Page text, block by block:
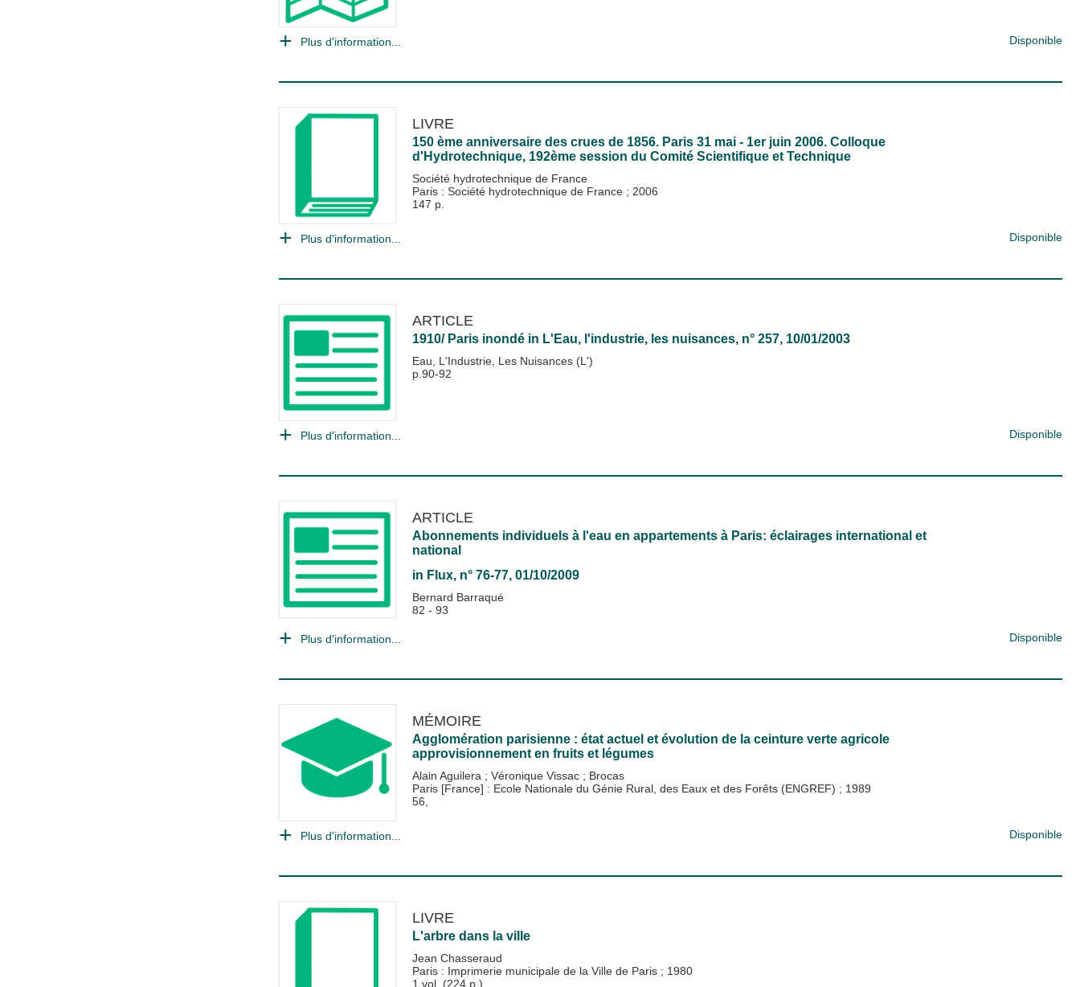
Plus d'information... Disponible
LIVRE
150 ème anniversaire des crues de 1856. Paris 31 mai - 1er juin 2006. Colloque
d'Hydrotechnique, 192ème session du Comité Scientifique et Technique
Société hydrotechnique de France
Paris : Société hydrotechnique de France ; 2006
147 p.
Plus d'information... Disponible
ARTICLE
1910/ Paris inondé in L'Eau, l'industrie, les nuisances, n° 257, 10/01/2003
Eau, L'Industrie, Les Nuisances (L')
p.90-92
Plus d'information... Disponible
ARTICLE
Abonnements individuels à l'eau en appartements à Paris: éclairages international et
national
in Flux, n° 76-77, 01/10/2009
Bernard Barraqué
82 - 93
Plus d'information... Disponible
MÉMOIRE
Agglomération parisienne : état actuel et évolution de la ceinture verte agricole
approvisionnement en fruits et légumes
Alain Aguilera ; Véronique Vissac ; Brocas
Paris [France] : Ecole Nationale du Génie Rural, des Eaux et des Forêts (ENGREF) ; 1989
56,
Plus d'information... Disponible
LIVRE
L'arbre dans la ville
Jean Chasseraud
Paris : Imprimerie municipale de la Ville de Paris ; 1980
1 vol. (224 p.)